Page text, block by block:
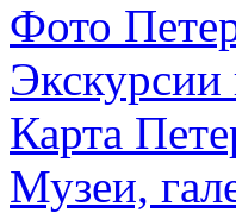
Фото
Карта
Музеи,